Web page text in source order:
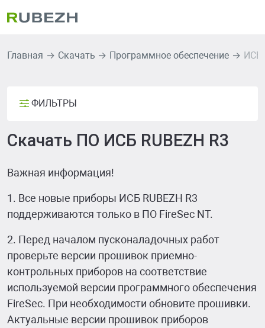
Главная Скачать Программное обеспечение ИСБ
ФИЛЬТРЫ
Скачать ПО ИСБ RUBEZH R3
Важная информация!
1. Все новые приборы ИСБ RUBEZH R3
поддерживаются только в ПО FireSec NT.
2. Перед началом пусконаладочных работ
проверьте версии прошивок приемно-
контрольных приборов на соответствие
используемой версии программного обеспечения
FireSec. При необходимости обновите прошивки.
Актуальные версии прошивок приборов